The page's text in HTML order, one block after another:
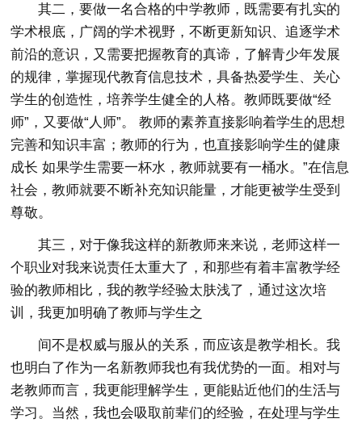
其二，要做一名合格的中学教师，既需要有扎实的
学术根底，广阔的学术视野，不断更新知识、追逐学术
前沿的意识，又需要把握教育的真谛，了解青少年发展
的规律，掌握现代教育信息技术，具备热爱学生、关心
学生的创造性，培养学生健全的人格。教师既要做“经
师”，又要做“人师”。 教师的素养直接影响着学生的思想
完善和知识丰富；教师的行为，也直接影响学生的健康
成长 如果学生需要一杯水，教师就要有一桶水。”在信息
社会，教师就要不断补充知识能量，才能更被学生受到
尊敬。
其三，对于像我这样的新教师来来说，老师这样一
个职业对我来说责任太重大了，和那些有着丰富教学经
验的教师相比，我的教学经验太肤浅了，通过这次培
训，我更加明确了教师与学生之
间不是权威与服从的关系，而应该是教学相长。我
也明白了作为一名新教师我也有我优势的一面。相对与
老教师而言，我更能理解学生，更能贴近他们的生活与
学习。当然，我也会吸取前辈们的经验，在处理与学生